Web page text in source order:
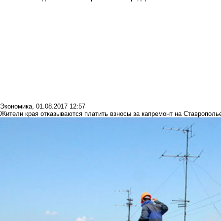
Экономика, 01.08.2017 12:57
Жители края отказываются платить взносы за капремонт на